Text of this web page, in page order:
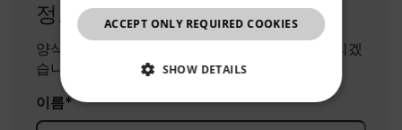
정보 요청
양식을 작성해 주시면, 제품 담당자가 곧 연락드리겠
습니다.
이름
CHINESE
ACCEPT ONLY REQUIRED COOKIES
SHOW DETAILS